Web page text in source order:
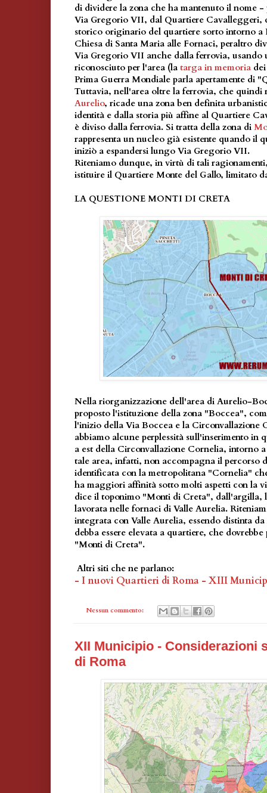
di dividere la zona che ha mantenuto il nome
Via Gregorio VII, dal Quartiere Cavalleggeri,
storico originario del quartiere sorto intorno a
Chiesa di Santa Maria alle Fornaci, peraltro
Via Gregorio VII anche dalla ferrovia, usando
riconosciuto per l'area (la targa in memoria
Prima Guerra Mondiale parla apertamente di
Tuttavia, nell'area oltre la ferrovia, che quindi
Aurelio, ricade una zona ben definita
identità e dalla storia più affine al Quartiere
è diviso dalla ferrovia. Si tratta della zona di
rappresenta un nucleo già esistente quando il
iniziò a espandersi lungo Via Gregorio VII.
Riteniamo dunque, in virtù di tali
istituire il Quartiere Monte del Gallo, limitato
LA QUESTIONE MONTI DI CRETA
Nella riorganizzazione dell'area di Aurelio-
proposto l'istituzione della zona "Boccea",
l'inizio della Via Boccea e la Circonvallazione
abbiamo alcune perplessità sull'inserimento in
a est della Circonvallazione Cornelia, intorno
tale area, infatti, non accompagna il percorso
identificata con la metropolitana "Cornelia"
ha maggiori affinità sotto molti aspetti con la
dice il toponimo "Monti di Creta", dall'argilla,
lavorata nelle fornaci di Valle Aurelia.
integrata con Valle Aurelia, essendo distinta
debba essere elevata a quartiere, che
"Monti di Creta".
Altri siti che ne parlano:
- I nuovi Quartieri di Roma - XIII
Nessun commento:
XII Municipio - Considerazioni
di Roma